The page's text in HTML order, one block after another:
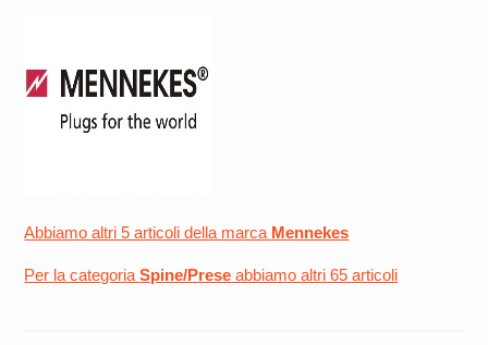
Abbiamo altri 5 articoli della marca Mennekes
Per la categoriaSpine/Prese abbiamo altri 65 articoli